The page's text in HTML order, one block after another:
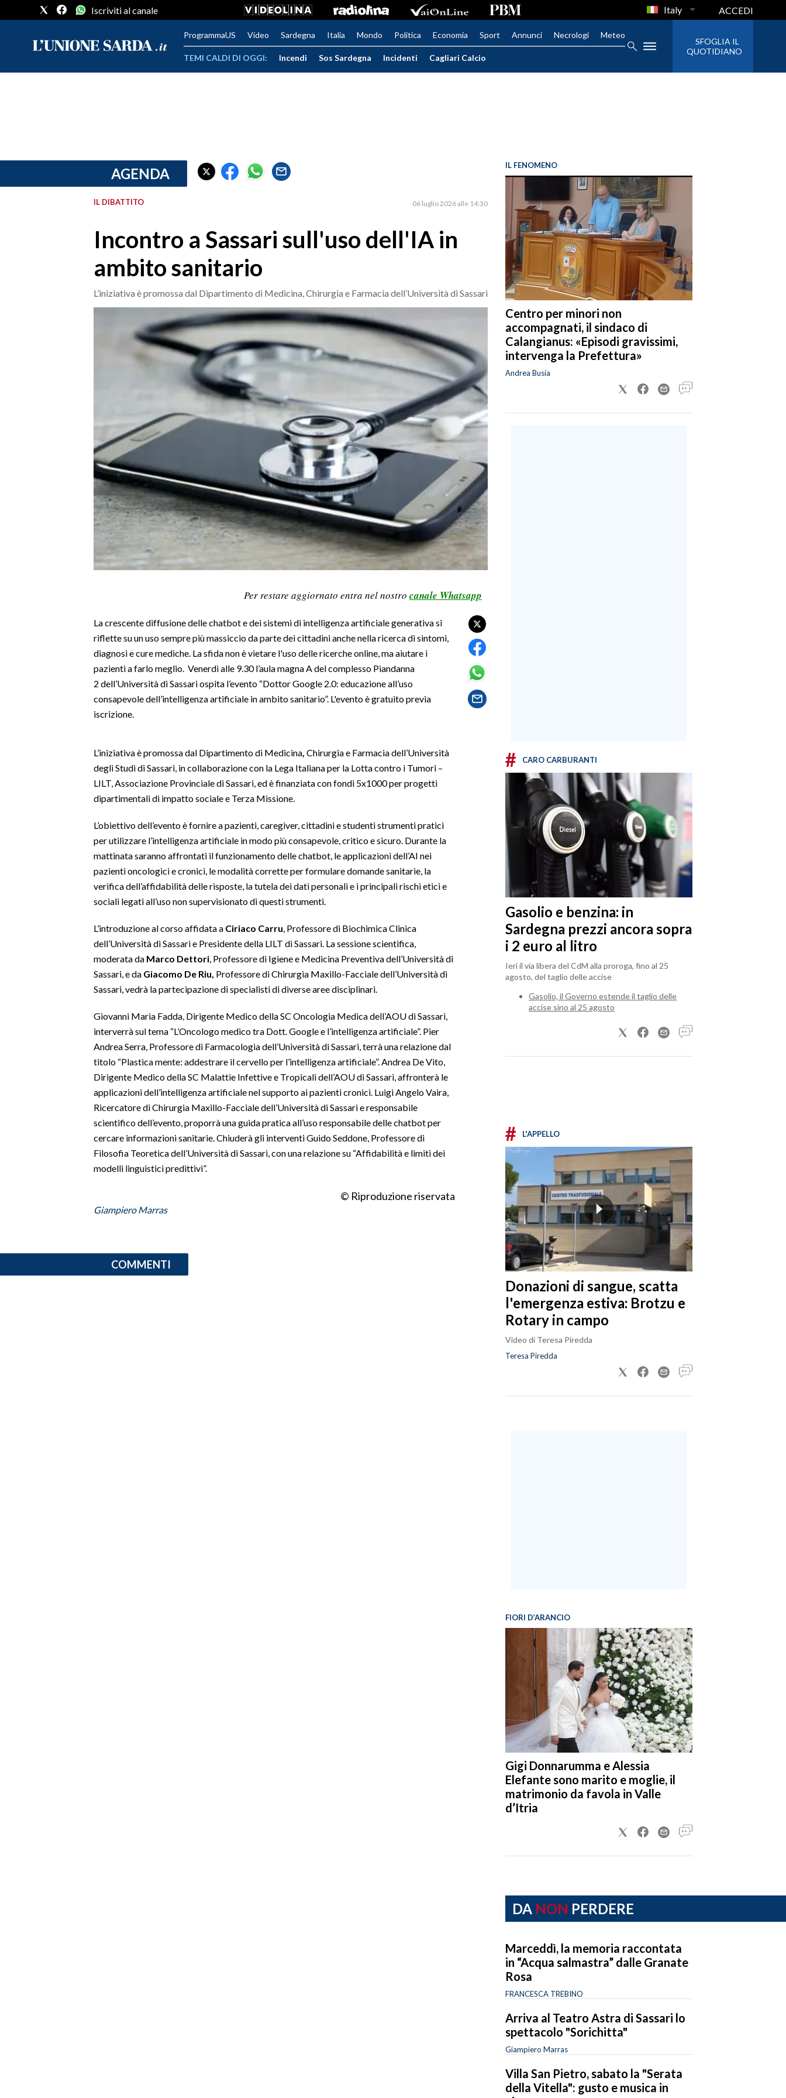
PROVINCIA DI CAGLIARI
SERVIZI ALLE IMPRESE
Iscriviti al canale Italy ACCEDI
ProgrammaUS Video Sardegna Italia Mondo Politica Economia Sport Annunci Necrologi Meteo
TEMI CALDI DI OGGI: Incendi Sos Sardegna Incidenti Cagliari Calcio
SFOGLIA IL
QUOTIDIANO
AGENDA
IL DIBATTITO 06 luglio 2026 alle 14:30
Incontro a Sassari sull'uso dell'IA in
ambito sanitario
L’iniziativa è promossa dal Dipartimento di Medicina, Chirurgia e Farmacia dell’Università di Sassari
Per restare aggiornato entra nel nostro canale Whatsapp
La crescente diffusione delle chatbot e dei sistemi di intelligenza artificiale generativa si
riflette su un uso sempre più massiccio da parte dei cittadini anche nella ricerca di sintomi,
diagnosi e cure mediche. La sfida non è vietare l'uso delle ricerche online, ma aiutare i
pazienti a farlo meglio. Venerdì alle 9.30 l’aula magna A del complesso Piandanna
2 dell’Università di Sassari ospita l’evento “Dottor Google 2.0: educazione all’uso
consapevole dell’intelligenza artificiale in ambito sanitario”. L'evento è gratuito previa
iscrizione.
L’iniziativa è promossa dal Dipartimento di Medicina, Chirurgia e Farmacia dell’Università
degli Studi di Sassari, in collaborazione con la Lega Italiana per la Lotta contro i Tumori –
LILT, Associazione Provinciale di Sassari, ed è finanziata con fondi 5x1000 per progetti
dipartimentali di impatto sociale e Terza Missione.
L’obiettivo dell’evento è fornire a pazienti, caregiver, cittadini e studenti strumenti pratici
per utilizzare l’intelligenza artificiale in modo più consapevole, critico e sicuro. Durante la
mattinata saranno affrontati il funzionamento delle chatbot, le applicazioni dell’AI nei
pazienti oncologici e cronici, le modalità corrette per formulare domande sanitarie, la
verifica dell’affidabilità delle risposte, la tutela dei dati personali e i principali rischi etici e
sociali legati all’uso non supervisionato di questi strumenti.
L’introduzione al corso affidata a Ciriaco Carru, Professore di Biochimica Clinica
dell’Università di Sassari e Presidente della LILT di Sassari. La sessione scientifica,
moderata da Marco Dettori, Professore di Igiene e Medicina Preventiva dell’Università di
Sassari, e da Giacomo De Riu, Professore di Chirurgia Maxillo-Facciale dell’Università di
Sassari, vedrà la partecipazione di specialisti di diverse aree disciplinari.
Giovanni Maria Fadda, Dirigente Medico della SC Oncologia Medica dell’AOU di Sassari,
interverrà sul tema “L’Oncologo medico tra Dott. Google e l’intelligenza artificiale”. Pier
Andrea Serra, Professore di Farmacologia dell’Università di Sassari, terrà una relazione dal
titolo “Plastica mente: addestrare il cervello per l’intelligenza artificiale”. Andrea De Vito,
Dirigente Medico della SC Malattie Infettive e Tropicali dell’AOU di Sassari, affronterà le
applicazioni dell’intelligenza artificiale nel supporto ai pazienti cronici. Luigi Angelo Vaira,
Ricercatore di Chirurgia Maxillo-Facciale dell’Università di Sassari e responsabile
scientifico dell’evento, proporrà una guida pratica all’uso responsabile delle chatbot per
cercare informazioni sanitarie. Chiuderà gli interventi Guido Seddone, Professore di
Filosofia Teoretica dell’Università di Sassari, con una relazione su “Affidabilità e limiti dei
modelli linguistici predittivi”.
© Riproduzione riservata
Giampiero Marras
COMMENTI
IL FENOMENO
Centro per minori non
accompagnati, il sindaco di
Calangianus: «Episodi gravissimi,
intervenga la Prefettura»
Andrea Busia
# CARO CARBURANTI
Gasolio e benzina: in
Sardegna prezzi ancora sopra
i 2 euro al litro
Ieri il via libera del CdM alla proroga, fino al 25
agosto, del taglio delle accise
Gasolio, il Governo estende il taglio delle
accise sino al 25 agosto
# L'APPELLO
Donazioni di sangue, scatta
l'emergenza estiva: Brotzu e
Rotary in campo
Video di Teresa Piredda
Teresa Piredda
FIORI D’ARANCIO
Gigi Donnarumma e Alessia
Elefante sono marito e moglie, il
matrimonio da favola in Valle
d’Itria
DA NON PERDERE
Marceddì, la memoria raccontata
in “Acqua salmastra” dalle Granate
Rosa
FRANCESCA TREBINO
Arriva al Teatro Astra di Sassari lo
spettacolo "Sorichitta"
Giampiero Marras
Villa San Pietro, sabato la "Serata
della Vitella": gusto e musica in